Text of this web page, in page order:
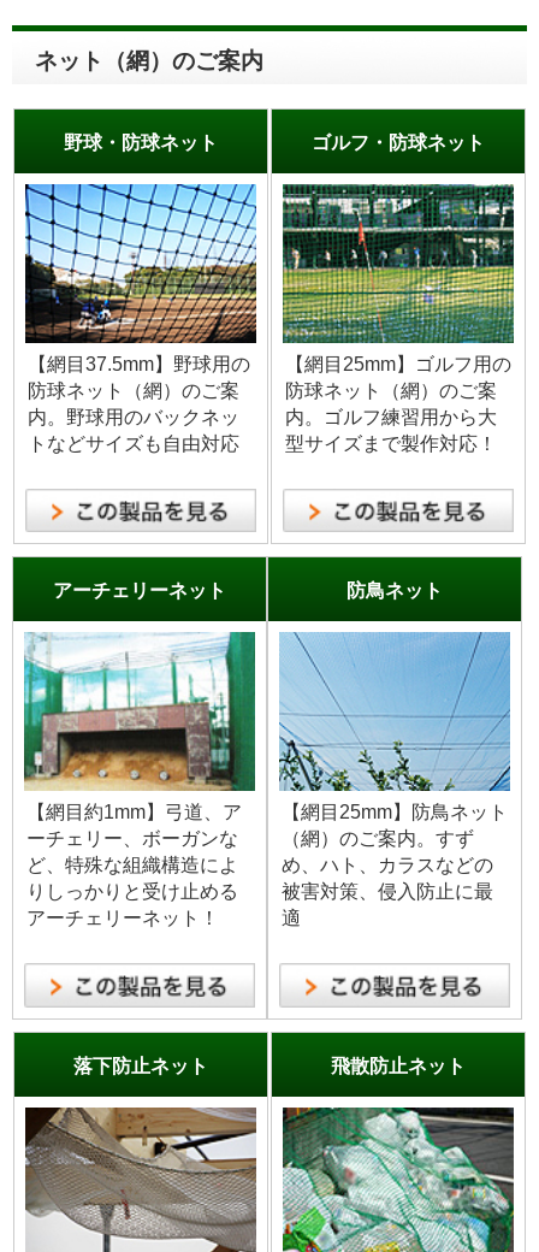
ネット（網）のご案内
野球・防球ネット
【網目37.5mm】野球用の
防球ネット（網）のご案
内。野球用のバックネッ
トなどサイズも自由対応
ゴルフ・防球ネット
【網目25mm】ゴルフ用の
防球ネット（網）のご案
内。ゴルフ練習用から大
型サイズまで製作対応！
アーチェリーネット
【網目約1mm】弓道、ア
ーチェリー、ボーガンな
ど、特殊な組織構造によ
りしっかりと受け止める
アーチェリーネット！
防鳥ネット
【網目25mm】防鳥ネット
（網）のご案内。すず
め、ハト、カラスなどの
被害対策、侵入防止に最
適
落下防止ネット 飛散防止ネット